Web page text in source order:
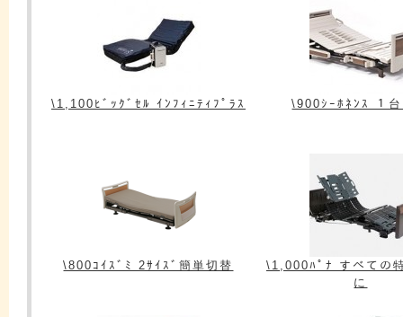
\1,100ﾋﾞｯｸﾞｾﾙ ｲﾝﾌｨﾆﾃｨﾌﾟﾗｽ \900ｼｰﾎﾈﾝｽ １
\800ｺｲｽﾞﾐ 2ｻｲｽﾞ簡単切替
\1,000ﾊﾟﾅ すべての
に